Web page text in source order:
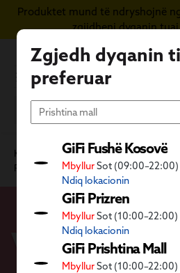
Kapërce te përmbajtja kryesore
Produktet mund të ndryshojnë
zgjidheni dyqanin
Zgjedh dyqanin
preferuar
GiFi Fushë Kosovë
MbyllurSot (09:00–22:00)
Ndiq lokacionin
GiFi Prizren
MbyllurSot (10:00–22:00)
Ndiq lokacionin
GiFi Prishtina Mall
MbyllurSot (10:00–22:00)
Kategoritë GiFi Shtëpia
Përgatitje kulinare
Vegël kuzhine
Vegël kuzhine